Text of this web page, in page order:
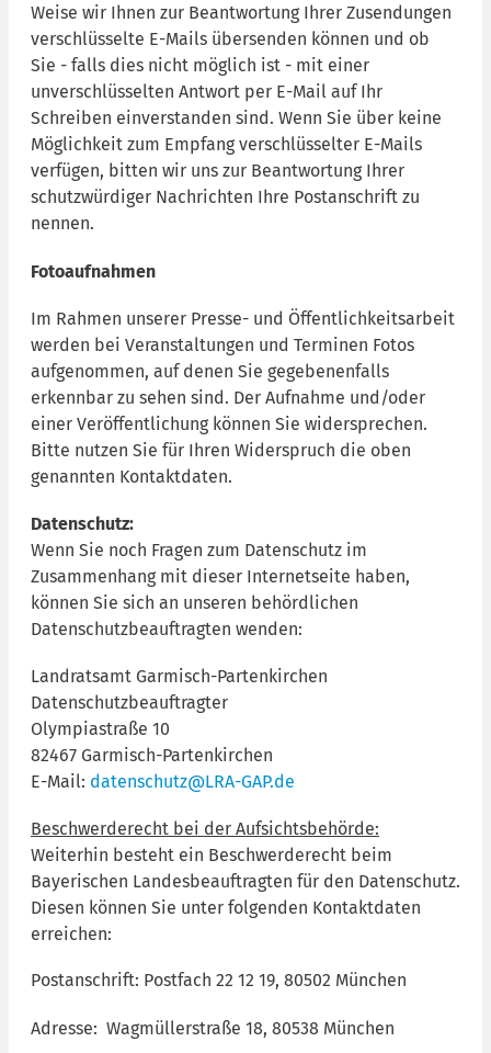
Weise wir Ihnen zur Beantwortung Ihrer Zusendungen
verschlüsselte E-Mails übersenden können und ob
Sie - falls dies nicht möglich ist - mit einer
unverschlüsselten Antwort per E-Mail auf Ihr
Schreiben einverstanden sind. Wenn Sie über keine
Möglichkeit zum Empfang verschlüsselter E-Mails
verfügen, bitten wir uns zur Beantwortung Ihrer
schutzwürdiger Nachrichten Ihre Postanschrift zu
nennen.
Fotoaufnahmen
Im Rahmen unserer Presse- und Öffentlichkeitsarbeit
werden bei Veranstaltungen und Terminen Fotos
aufgenommen, auf denen Sie gegebenenfalls
erkennbar zu sehen sind. Der Aufnahme und/oder
einer Veröffentlichung können Sie widersprechen.
Bitte nutzen Sie für Ihren Widerspruch die oben
genannten Kontaktdaten.
Datenschutz:
Wenn Sie noch Fragen zum Datenschutz im
Zusammenhang mit dieser Internetseite haben,
können Sie sich an unseren behördlichen
Datenschutzbeauftragten wenden:
Landratsamt Garmisch-Partenkirchen
Datenschutzbeauftragter
Olympiastraße 10
82467 Garmisch-Partenkirchen
E-Mail: datenschutz@LRA-GAP.de
Beschwerderecht bei der Aufsichtsbehörde:
Weiterhin besteht ein Beschwerderecht beim
Bayerischen Landesbeauftragten für den Datenschutz.
Diesen können Sie unter folgenden Kontaktdaten
erreichen:
Postanschrift: Postfach 22 12 19, 80502 München
Adresse: Wagmüllerstraße 18, 80538 München